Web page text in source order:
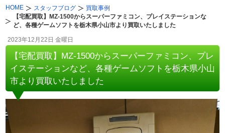
HOME スタッフブログ
買取事例
【宅配買取】MZ-1500からスーパーファミコン、プレイステーションな
ど、各種ゲームソフトを栃木県小山市より買取いたしました
2023年12月22日 金曜日
【宅配買取】MZ-1500からスーパーファミコン、プレ
イステーションなど、各種ゲームソフトを栃木県小山
市より買取いたしました